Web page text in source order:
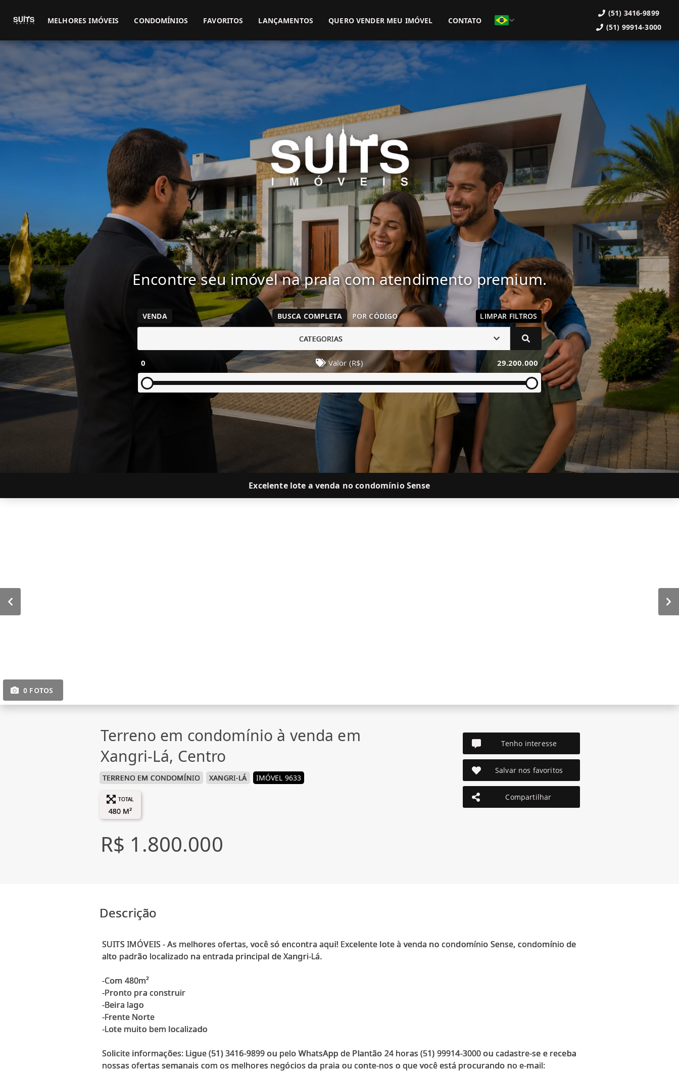
(51) 3416-9899 (51) 99914-3000
MELHORES IMÓVEIS CONDOMÍNIOS FAVORITOS LANÇAMENTOS QUERO VENDER MEU IMÓVEL CONTATO
(51) 3416-9899
(51) 99914-3000
Encontre seu imóvel na praia com atendimento premium.
VENDA BUSCA COMPLETA POR CÓDIGO LIMPAR FILTROS
CATEGORIAS
0 Valor (R$) 29.200.000
Excelente lote a venda no condomínio Sense
0 FOTOS
Terreno em condomínio à venda em
Xangri-Lá, Centro
TERRENO EM CONDOMÍNIO XANGRI-LÁ IMÓVEL 9633
TOTAL
480 M²
R$ 1.800.000
Tenho interesse
Salvar nos favoritos
Compartilhar
Descrição
SUITS IMÓVEIS - As melhores ofertas, você só encontra aqui! Excelente lote à venda no condomínio Sense, condomínio de
alto padrão localizado na entrada principal de Xangri-Lá.
-Com 480m²
-Pronto pra construir
-Beira lago
-Frente Norte
-Lote muito bem localizado
Solicite informações: Ligue (51) 3416-9899 ou pelo WhatsApp de Plantão 24 horas (51) 99914-3000 ou cadastre-se e receba
nossas ofertas semanais com os melhores negócios da praia ou conte-nos o que você está procurando no e-mail: